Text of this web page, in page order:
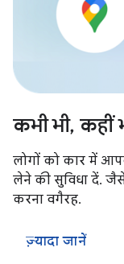
कभी भी, कहीं
लोगों को कार में
लेने की सुविधा दें.
करना वगैरह.
ज़्यादा जानें